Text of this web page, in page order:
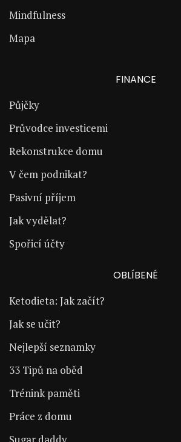
Mindfulness
Mapa
FINANCE
Půjčky
Průvodce investicemi
Rekonstrukce domu
V čem podnikat?
Pasivní příjem
Jak vydělat?
Spořicí účty
OBLÍBENÉ
Ketodieta: Jak začít?
Jak se učit?
Nejlepší seznamky
33 Tipů na oběd
Trénink paměti
Práce z domu